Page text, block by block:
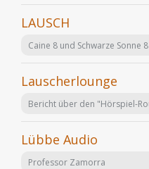
LAUSCH
Caine 8 und Schwarze Sonne 8
Lauscherlounge
Lübbe Audio
Professor Zamorra